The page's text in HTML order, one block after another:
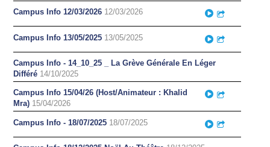
Campus Info 12/03/2026 12/03/2026 Play
Campus Info 13/05/2025 13/05/2025 Play
Campus Info - 14_10_25 _ La Grève Générale En Léger
Différé 14/10/2025
Campus Info 15/04/26 (Host/Animateur : Khalid
Mra) 15/04/2026
Play
Campus Info - 18/07/2025 18/07/2025 Play